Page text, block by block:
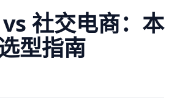
社交电商：本
型指南